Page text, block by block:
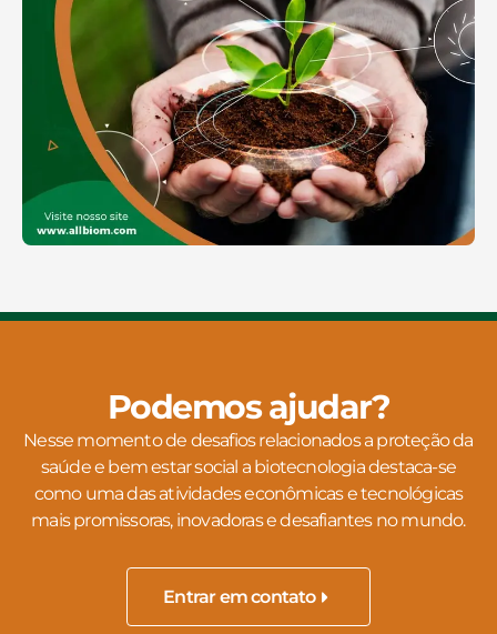
Podemos ajudar?
Nesse momento de desafios relacionados a proteção da
saúde e bem estar social a biotecnologia destaca-se
como uma das atividades econômicas e tecnológicas
mais promissoras, inovadoras e desafiantes no mundo.
Entrar em contato